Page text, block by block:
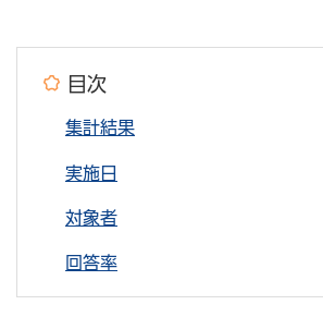
目次
集計結果
実施日
対象者
回答率